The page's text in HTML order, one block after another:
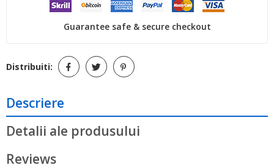
Guarantee safe & secure checkout
Distribuiti:
Descriere
Detalii ale produsului
Reviews